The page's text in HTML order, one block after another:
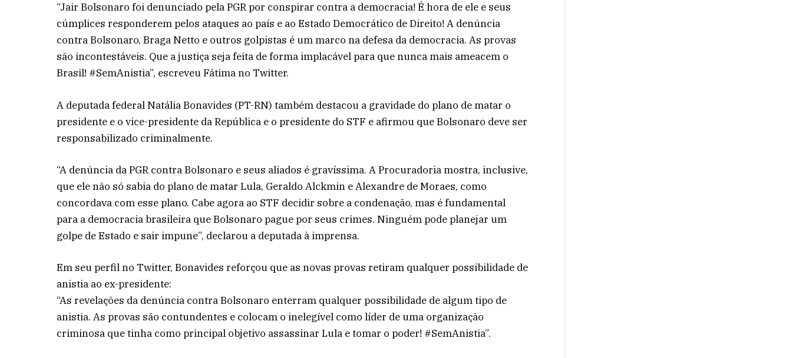
“Jair Bolsonaro foi denunciado pela PGR por conspirar contra a democracia! É hora de ele e seus
cúmplices responderem pelos ataques ao país e ao Estado Democrático de Direito! A denúncia
contra Bolsonaro, Braga Netto e outros golpistas é um marco na defesa da democracia. As provas
são incontestáveis. Que a justiça seja feita de forma implacável para que nunca mais ameacem o
Brasil! #SemAnistia”, escreveu Fátima no Twitter.
A deputada federal Natália Bonavides (PT-RN) também destacou a gravidade do plano de matar o
presidente e o vice-presidente da República e o presidente do STF e afirmou que Bolsonaro deve ser
responsabilizado criminalmente.
“A denúncia da PGR contra Bolsonaro e seus aliados é gravíssima. A Procuradoria mostra, inclusive,
que ele não só sabia do plano de matar Lula, Geraldo Alckmin e Alexandre de Moraes, como
concordava com esse plano. Cabe agora ao STF decidir sobre a condenação, mas é fundamental
para a democracia brasileira que Bolsonaro pague por seus crimes. Ninguém pode planejar um
golpe de Estado e sair impune”, declarou a deputada à imprensa.
Em seu perfil no Twitter, Bonavides reforçou que as novas provas retiram qualquer possibilidade de
anistia ao ex-presidente:
“As revelações da denúncia contra Bolsonaro enterram qualquer possibilidade de algum tipo de
anistia. As provas são contundentes e colocam o inelegível como líder de uma organização
criminosa que tinha como principal objetivo assassinar Lula e tomar o poder! #SemAnistia”.